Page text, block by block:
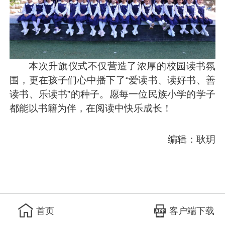
本次升旗仪式不仅营造了浓厚的校园读书氛
围，更在孩子们心中播下了“爱读书、读好书、善
读书、乐读书”的种子。愿每一位民族小学的学子
都能以书籍为伴，在阅读中快乐成长！
编辑：耿玥
首页 客户端下载